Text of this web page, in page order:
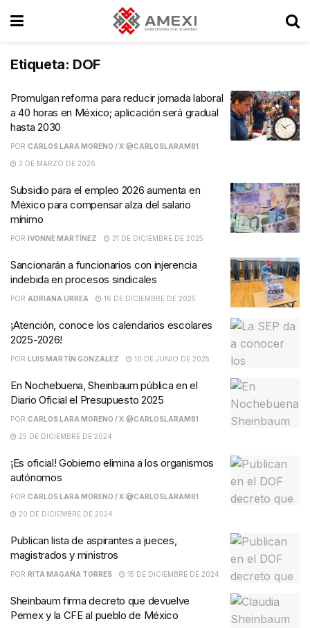
Etiqueta: DOF
Promulgan reforma para reducir jornada laboral
a 40 horas en México; aplicación será gradual
hasta 2030
POR CARLOS LARA MORENO / X:@CARLOSLARAM81
3 DE MARZO DE 2026
Subsidio para el empleo 2026 aumenta en
México para compensar alza del salario
mínimo
POR IVONNE MARTÍNEZ 31 DE DICIEMBRE DE 2025
Sancionarán a funcionarios con injerencia
indebida en procesos sindicales
POR ADRIANA URREA 16 DE DICIEMBRE DE 2025
¡Atención, conoce los calendarios escolares
2025-2026!
POR LUIS MARTÍN GONZÁLEZ 10 DE JUNIO DE 2025
En Nochebuena, Sheinbaum pública en el
Diario Oficial el Presupuesto 2025
POR CARLOS LARA MORENO / X:@CARLOSLARAM81
25 DE DICIEMBRE DE 2024
¡Es oficial! Gobierno elimina a los organismos
autónomos
POR CARLOS LARA MORENO / X:@CARLOSLARAM81
20 DE DICIEMBRE DE 2024
Publican lista de aspirantes a jueces,
magistrados y ministros
POR RITA MAGAÑA TORRES 15 DE DICIEMBRE DE 2024
Sheinbaum firma decreto que devuelve
Pemex y la CFE al pueblo de México